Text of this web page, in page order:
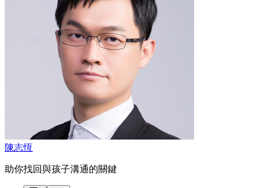
陳志恆
助你找回與孩子溝通的關鍵